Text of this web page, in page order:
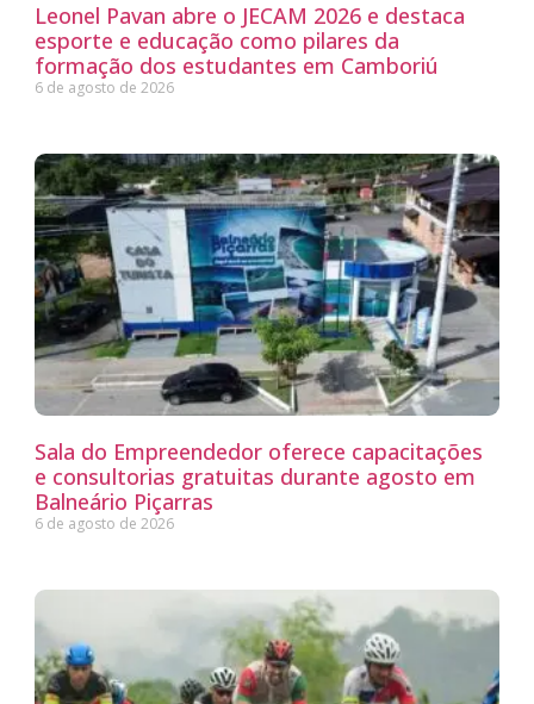
Leonel Pavan abre o JECAM 2026 e destaca
esporte e educação como pilares da
formação dos estudantes em Camboriú
6 de agosto de 2026
Sala do Empreendedor oferece capacitações
e consultorias gratuitas durante agosto em
Balneário Piçarras
6 de agosto de 2026